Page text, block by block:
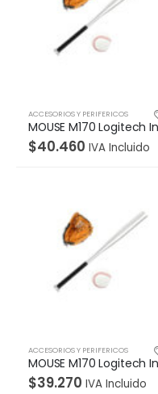
ACCESORIOS Y PERIFERICOS
$40.460 IVA Incluido
ACCESORIOS Y PERIFERICOS
$39.270 IVA Incluido